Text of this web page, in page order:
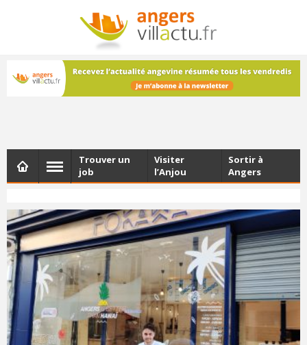
NEWSLETTER
Les dernières actualités d'Angers, chaque vendredi dans
votre boîte e-mail
Trouver un
job
Visiter
l’Anjou
Sortir à
Angers